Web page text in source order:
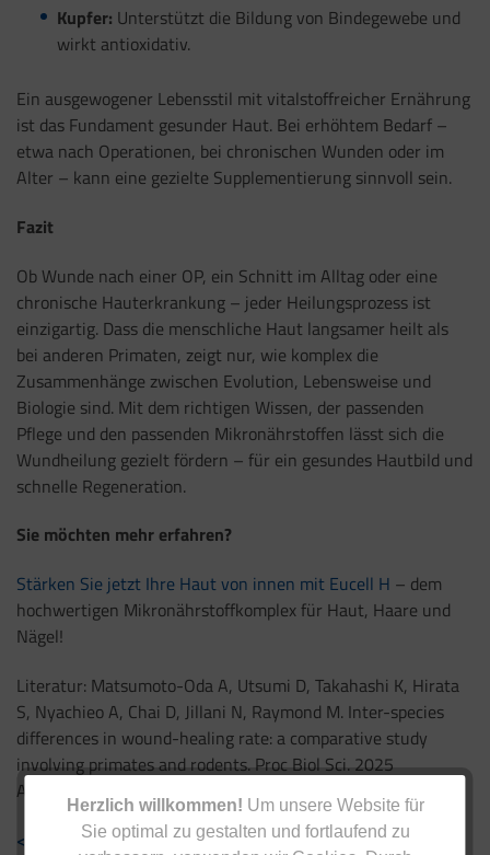
Herzlich willkommen! Um unsere Website für
Sie optimal zu gestalten und fortlaufend zu
Kupfer: Unterstützt die Bildung von Bindegewebe und
wirkt antioxidativ.
Ein ausgewogener Lebensstil mit vitalstoffreicher Ernährung
ist das Fundament gesunder Haut. Bei erhöhtem Bedarf –
etwa nach Operationen, bei chronischen Wunden oder im
Alter – kann eine gezielte Supplementierung sinnvoll sein.
Fazit
Ob Wunde nach einer OP, ein Schnitt im Alltag oder eine
chronische Hauterkrankung – jeder Heilungsprozess ist
einzigartig. Dass die menschliche Haut langsamer heilt als
bei anderen Primaten, zeigt nur, wie komplex die
Zusammenhänge zwischen Evolution, Lebensweise und
Biologie sind. Mit dem richtigen Wissen, der passenden
Pflege und den passenden Mikronährstoffen lässt sich die
Wundheilung gezielt fördern – für ein gesundes Hautbild und
schnelle Regeneration.
Sie möchten mehr erfahren?
Stärken Sie jetzt Ihre Haut von innen mit Eucell H – dem
hochwertigen Mikronährstoffkomplex für Haut, Haare und
Nägel!
Literatur: Matsumoto-Oda A, Utsumi D, Takahashi K, Hirata
S, Nyachieo A, Chai D, Jillani N, Raymond M. Inter-species
differences in wound-healing rate: a comparative study
involving primates and rodents. Proc Biol Sci. 2025
Apr;292(2045):20250233.
< Zurück zur Übersicht